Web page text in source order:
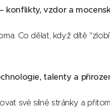
konflikty, vzdor a
Co dělat, když dítě
talenty a
své silné stránky a